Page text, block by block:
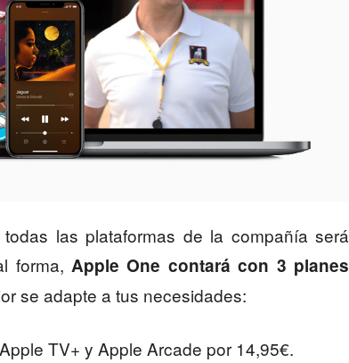
las plataformas de la compañía será
forma, Apple One contará con 3 planes
se adapte a tus necesidades:
TV+ y Apple Arcade por 14,95€.